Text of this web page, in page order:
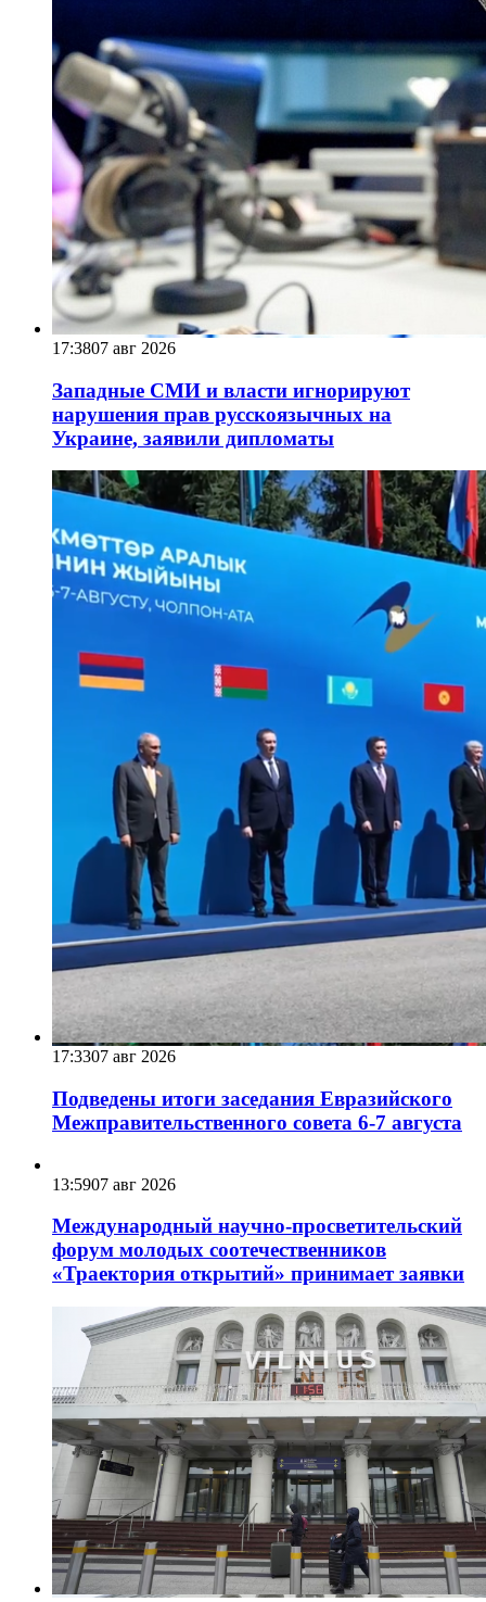
17:3807 авг 2026
Западные СМИ и власти игнорируют
нарушения прав русскоязычных на
Украине, заявили дипломаты
17:3307 авг 2026
Подведены итоги заседания Евразийского
Межправительственного совета 6-7 августа
13:5907 авг 2026
Международный научно-просветительский
форум молодых соотечественников
«Траектория открытий» принимает заявки